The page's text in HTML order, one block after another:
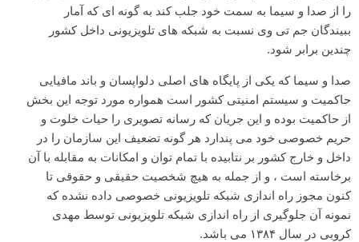
را از صدا و سیما به سمت خود جلب کند به گونه ای که آمار
ببیندگان جم تی وی نسبت به شبکه های تلویزیونی داخل کشور
چندین برابر شود.
صدا و سیما که یکی از پایگاه های اصلی دلواپسان و باند مافیایی
حاکمیت و سیستم امنیتی کشور است همواره مورد توجه این بخش
از حاکمیت بوده و این جریان که رسانه تصویری را حیات خلوت و
حریم خصوصی خود می پندارد هر گونه تضعیف این سازمان را در
داخل و خارج کشور بر نتابیده با تمام توان و امکانات به مقابله با آن
برخاسته است ، و از جمله به هیچ شخصیت حقیقی و حقوقی تا
کنون مجوز راه اندازی شبکه تلویزیونی خصوصی داده نشده که
نمونه آن جلوگیری از راه اندازی شبکه تلویزیونی توسط مهدی
کروبی در سال ۱۳۸۴ می باشد.